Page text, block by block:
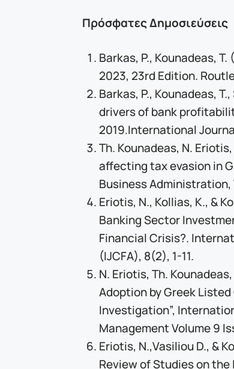
Πρόσφατες Δημοσιεύσεις
Barkas, P., Kounadeas,
2023, 23rd Edition.
Barkas, P., Kounadeas,
drivers of bank
2019.International
Th. Kounadeas, N.
affecting tax evasion in
Business Administration,
Eriotis, N., Kollias, K., &
Banking Sector
Financial Crisis?.
(IJCFA), 8(2), 1-11.
N. Eriotis, Th.
Adoption by Greek
Investigation”,
Management Volume 9
Eriotis, N.,Vasiliou D., &
Review of Studies on